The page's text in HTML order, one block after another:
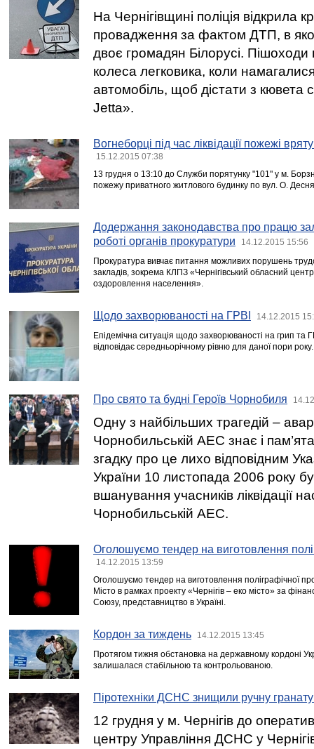
На Чернігівщині поліція відкрила
провадження за фактом ДТП, в
двоє громадян Білорусі. Пішоходи
колеса легковика, коли
автомобіль, щоб дістати з кювета
Jetta».
Вогнеборці під час ліквідації пожежі
15.12.2015 07:38
13 грудня о 13:10 до Служби порятунку "101" у м.
пожежу приватного житлового будинку по вул. О.
Додержання законодавства про працю
роботі органів прокуратури
14.12.2015 15:56
Прокуратура вивчає питання можливих порушень
закладів, зокрема КЛПЗ «Чернігівський обласний
оздоровлення населення».
Щодо захворюваності на ГРВІ 14.12.2015
Епідемічна ситуація щодо захворюваності на грип та
відповідає середньорічному рівню для даної пори року.
Про свято та будні Героїв Чорнобиля
Одну з найбільших трагедій –
Чорнобильській АЕС знає і
згадку про це лихо відповідним
України 10 листопада 2006 року
вшанування учасників ліквідації
Чорнобильській АЕС.
Оголошуємо тендер на виготовлення
14.12.2015 13:59
Оголошуємо тендер на виготовлення поліграфічної
Місто в рамках проекту «Чернігів – еко місто» за
Союзу, представництво в Україні.
Кордон за тиждень 14.12.2015 13:45
Протягом тижня обстановка на державному кордоні
залишалася стабільною та контрольованою.
Піротехніки ДСНС знищили ручну
12 грудня у м. Чернігів до
центру Управління ДСНС у